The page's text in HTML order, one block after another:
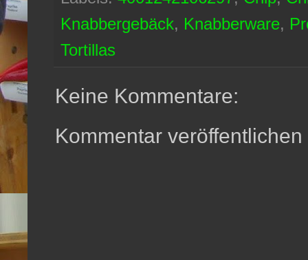
Knabbergebäck, Knabberware,
Tortillas
Keine Kommentare:
Kommentar veröffentlichen